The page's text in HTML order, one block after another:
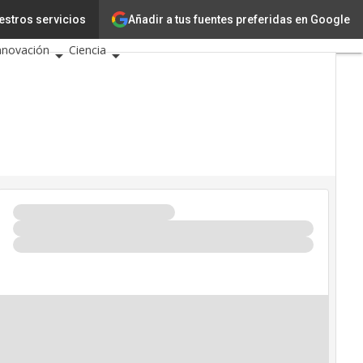
Añadir a tus fuentes preferidas en Google
servicios
Ciencia